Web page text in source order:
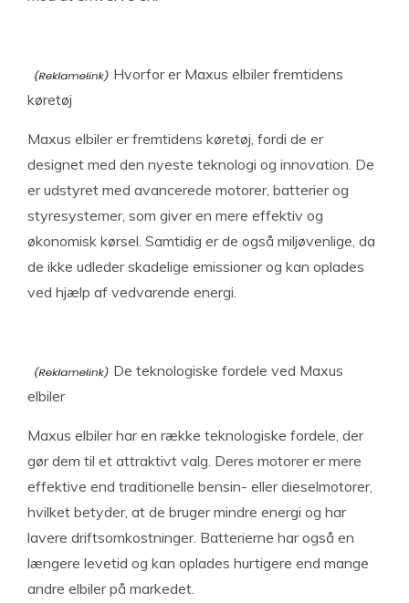
Hvorfor er Maxus elbiler fremtidens
køretøj
Maxus elbiler er fremtidens køretøj, fordi de er
designet med den nyeste teknologi og innovation. De
er udstyret med avancerede motorer, batterier og
styresystemer, som giver en mere effektiv og
økonomisk kørsel. Samtidig er de også miljøvenlige, da
de ikke udleder skadelige emissioner og kan oplades
ved hjælp af vedvarende energi.
De teknologiske fordele ved Maxus
elbiler
Maxus elbiler har en række teknologiske fordele, der
gør dem til et attraktivt valg. Deres motorer er mere
effektive end traditionelle bensin- eller dieselmotorer,
hvilket betyder, at de bruger mindre energi og har
lavere driftsomkostninger. Batterierne har også en
længere levetid og kan oplades hurtigere end mange
andre elbiler på markedet.